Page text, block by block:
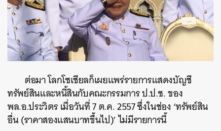
ต่อมา โลกโซเชียลก็เผยแพร่รายการแสดงบัญชี
ทรัพย์สินและหนี้สินกับคณะกรรมการ ป.ป.ช. ของ
พล.อ.ประวิตร เมื่อวันที่ 7 ต.ค. 2557 ซึ่งในช่อง ‘ทรัพย์สิน
อื่น (ราคาสองแสนบาทขึ้นไป)’ ไม่มีรายการนี้